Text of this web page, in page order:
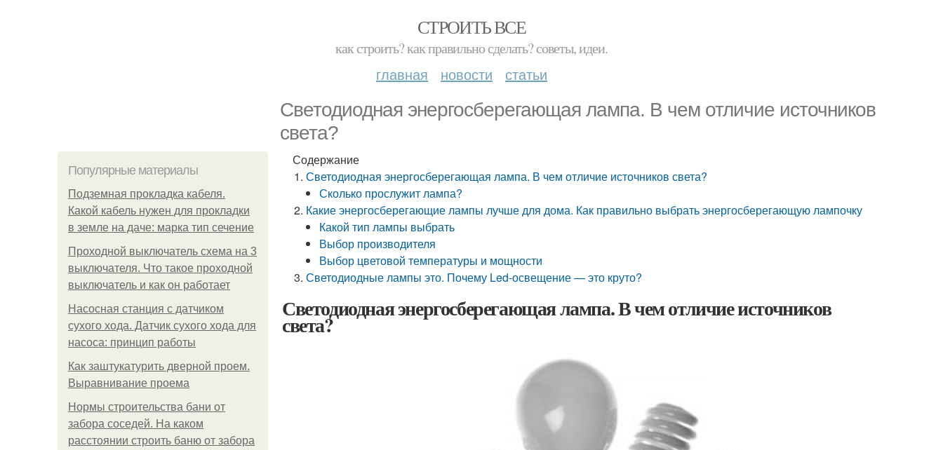
СТРОИТЬ ВСЕ
как строить? как правильно сделать? советы, идеи.
главная новости статьи
Светодиодная энергосберегающая лампа. В чем отличие источников
света?
Популярные материалы
Подземная прокладка кабеля.
Какой кабель нужен для прокладки
в земле на даче: марка тип сечение
Проходной выключатель схема на 3
выключателя. Что такое проходной
выключатель и как он работает
Насосная станция с датчиком
сухого хода. Датчик сухого хода для
насоса: принцип работы
Как заштукатурить дверной проем.
Выравнивание проема
Нормы строительства бани от
забора соседей. На каком
расстоянии строить баню от забора
Содержание
Светодиодная энергосберегающая лампа. В чем отличие источников света?
Сколько прослужит лампа?
Какие энергосберегающие лампы лучше для дома. Как правильно выбрать энергосберегающую лампочку
Какой тип лампы выбрать
Выбор производителя
Выбор цветовой температуры и мощности
Светодиодные лампы это. Почему Led-освещение — это круто?
Светодиодная энергосберегающая лампа. В чем отличие источников
света?